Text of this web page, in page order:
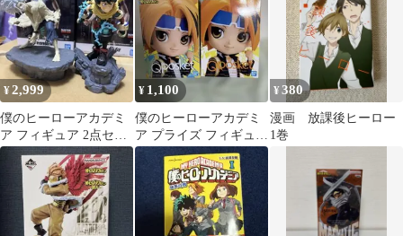
¥2,999
僕のヒーローアカデミ
ア フィギュア 2点セッ
ト
¥ 1,100
僕のヒーローアカデミ
ア プライズ フィギュア
Q-posket 上鳴電気 A B
¥380
漫画 放課後ヒーロー
1巻